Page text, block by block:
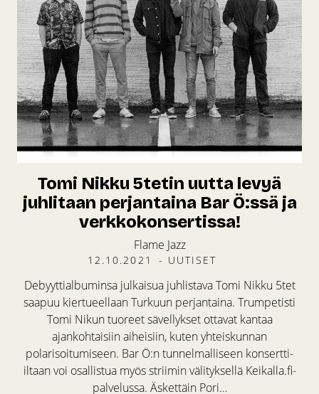
Tomi Nikku 5tetin uutta levyä
juhlitaan perjantaina Bar Ö:ssä ja
verkkokonsertissa!
Flame Jazz
12.10.2021 - UUTISET
Debyyttialbuminsa julkaisua juhlistava Tomi Nikku 5tet
saapuu kiertueellaan Turkuun perjantaina. Trumpetisti
Tomi Nikun tuoreet sävellykset ottavat kantaa
ajankohtaisiin aiheisiin, kuten yhteiskunnan
polarisoitumiseen. Bar Ö:n tunnelmalliseen konsertti-
iltaan voi osallistua myös striimin välityksellä Keikalla.fi-
palvelussa. Äskettäin Pori…